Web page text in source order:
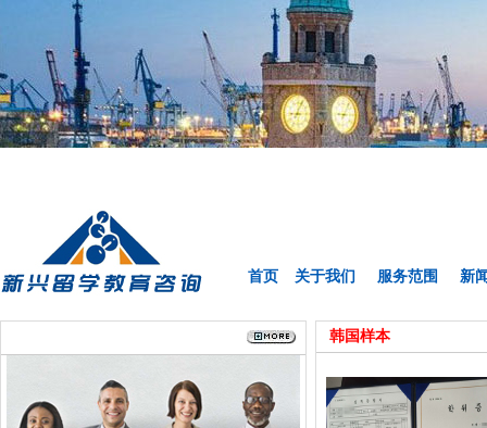
首页 关于我们 服务范围 新
韩国样本